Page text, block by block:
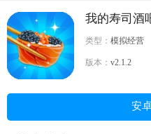
我的寿司酒
类型：模拟经营
版本：v2.1.2
安